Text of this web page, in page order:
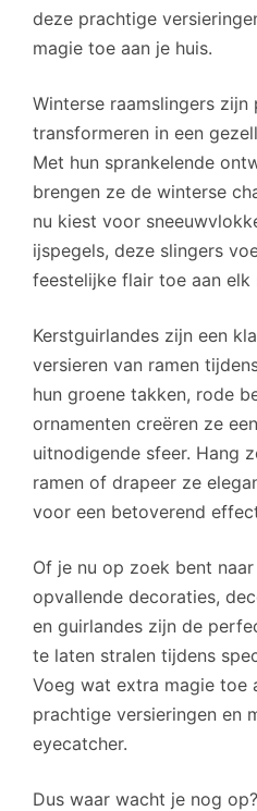
deze prachtige
magie toe aan je huis.
Winterse raamslingers
transformeren in een
Met hun sprankelende
brengen ze de winterse
nu kiest voor
ijspegels, deze slingers
feestelijke flair toe aan elk
Kerstguirlandes zijn een
versieren van ramen
hun groene takken, rode
ornamenten creëren ze
uitnodigende sfeer. Hang
ramen of drapeer ze
voor een betoverend
Of je nu op zoek bent
opvallende decoraties,
en guirlandes zijn de
te laten stralen tijdens
Voeg wat extra magie toe
prachtige versieringen en
eyecatcher.
Dus waar wacht je nog